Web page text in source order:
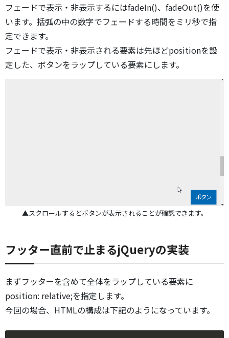
フェードで表示・非表示するにはfadeIn()、fadeOut()を使
います。括弧の中の数字でフェードする時間をミリ秒で指
定できます。
フェードで表示・非表示される要素は先ほどpositionを設
定した、ボタンをラップしている要素にします。
▲スクロールするとボタンが表示されることが確認できます。
フッター直前で止まるjQueryの実装
まずフッターを含めて全体をラップしている要素に
position: relative;を指定します。
今回の場合、HTMLの構成は下記のようになっています。